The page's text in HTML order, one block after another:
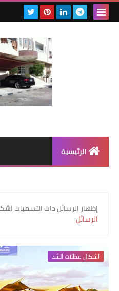
الرئيسية
‏إظهار الرسائل ذات التسميات
الرسائل
اشكال مظلات الشد